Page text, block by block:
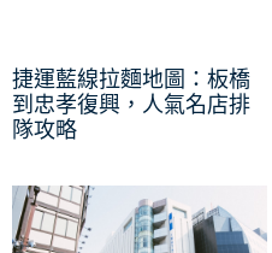
捷運藍線拉麵地圖：板橋
到忠孝復興，人氣名店排
隊攻略